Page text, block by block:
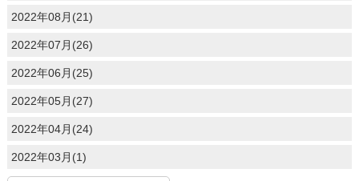
2022年08月(21)
2022年07月(26)
2022年06月(25)
2022年05月(27)
2022年04月(24)
2022年03月(1)